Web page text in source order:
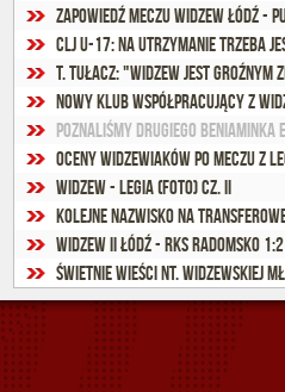
Zapowiedź meczu Widzew Łódź -
CLJ U-17: Na utrzymanie trzeba
T. Tułacz: "Widzew jest groźnym
Nowy klub współpracujący z
Poznaliśmy drugiego
Oceny widzewiaków po meczu z
Widzew - Legia (foto) cz. II
Kolejne nazwisko na
Widzew II Łódź - RKS Radomsko
Świetnie wieści nt. widzewskiej